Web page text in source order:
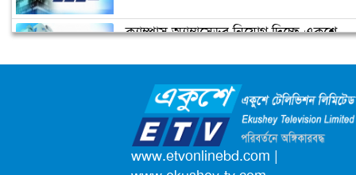
টেস্ট ক্রিকেটে দু’দশক : কুঁড়ির বৃন্তবন্দী
ক্যাম্পাস অ্যাম্বাসেডর নিয়োগ দিচ্ছে একুশে
জাতিসংঘের পরবর্তী মহাসচিব পদে
আলোচনায় ড. ইউনূস
পদোন্নতি পেয়ে সচিব হলেন ২ কর্মকর্তা
www.etvonlinebd.com |